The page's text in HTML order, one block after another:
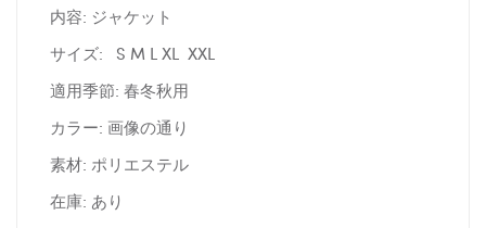
内容: ジャケット
サイズ: S M L XL XXL
適用季節: 春冬秋用
カラー: 画像の通り
素材: ポリエステル
在庫: あり